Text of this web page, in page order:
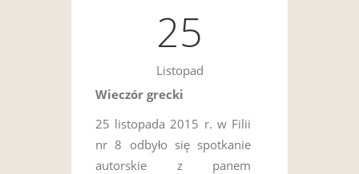
25
Listopad
Wieczór grecki
25 listopada 2015 r. w Filii
nr 8 odbyło się spotkanie
autorskie z panem